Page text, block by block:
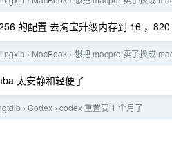
的配置 去淘宝升级内存到 16 ，
› MacBook › 想把 macpro 卖了换成
太安静和轻便了
› Codex › codex 重置变 1 个月了